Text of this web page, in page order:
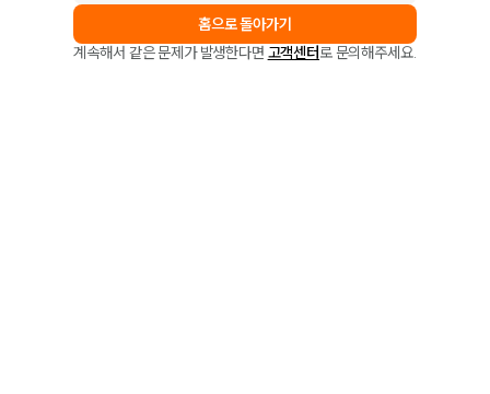
홈으로 돌아가기
계속해서 같은 문제가 발생한다면 고객센터로 문의해주세요.